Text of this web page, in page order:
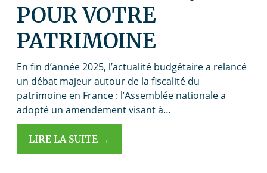
POUR VOTRE
PATRIMOINE
En fin d’année 2025, l’actualité budgétaire a relancé
un débat majeur autour de la fiscalité du
patrimoine en France : l’Assemblée nationale a
adopté un amendement visant à…
LIRE LA SUITE →